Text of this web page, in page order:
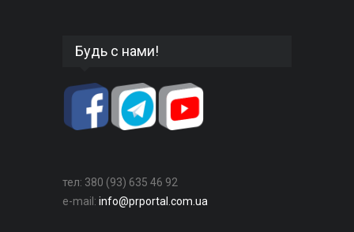
Будь с нами!
тел: 380 (93) 635 46 92
e-mail: info@prportal.com.ua